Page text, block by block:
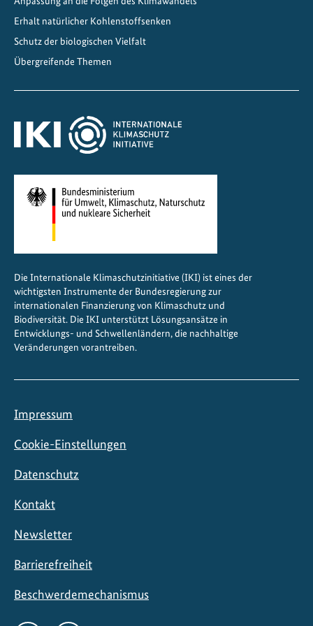
Erhalt natürlicher Kohlenstoffsenken
Schutz der biologischen Vielfalt
Übergreifende Themen
Die Internationale Klimaschutzinitiative (IKI) ist eines der
wichtigsten Instrumente der Bundesregierung zur
internationalen Finanzierung von Klimaschutz und
Biodiversität. Die IKI unterstützt Lösungsansätze in
Entwicklungs- und Schwellenländern, die nachhaltige
Veränderungen vorantreiben.
Impressum
Cookie-Einstellungen
Datenschutz
Kontakt
Newsletter
Barrierefreiheit
Beschwerdemechanismus